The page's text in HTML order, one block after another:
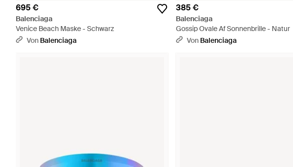
695 €
Balenciaga
Venice Beach Maske - Schwarz
Von Balenciaga
385 €
Balenciaga
Gossip Ovale Af Sonnenbrille - Natur
Von Balenciaga